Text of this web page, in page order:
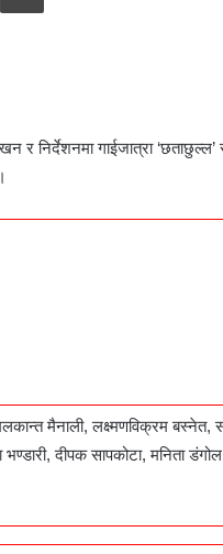
र निर्देशनमा गाईजात्रा
मैनाली, लक्ष्मणविक्रम बस्नेत,
भण्डारी, दीपक सापकोटा, मनिता